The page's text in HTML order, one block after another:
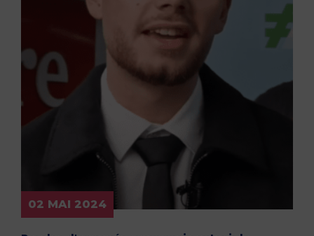
02 MAI 2024